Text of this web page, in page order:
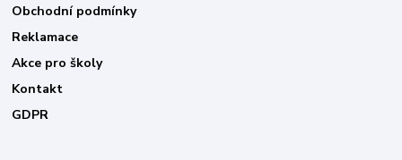
Obchodní podmínky
Reklamace
Akce pro školy
Kontakt
GDPR